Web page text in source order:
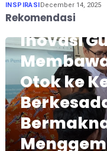
INSPIRASI December 14, 2025
Rekomendasi
Inovasi
Otok ke